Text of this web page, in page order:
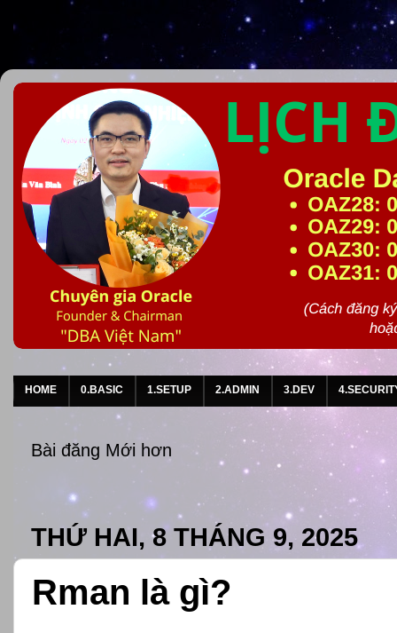
HOME 0.BASIC 1.SETUP 2.ADMIN 3.DEV
Bài đăng Mới hơn
THỨ HAI, 8 THÁNG 9, 2025
Rman là gì?